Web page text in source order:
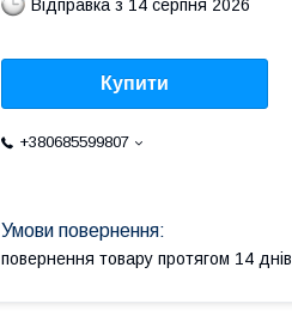
Відправка з 14 серпня 2026
Купити
+380685599807
повернення товару протягом 14 днів